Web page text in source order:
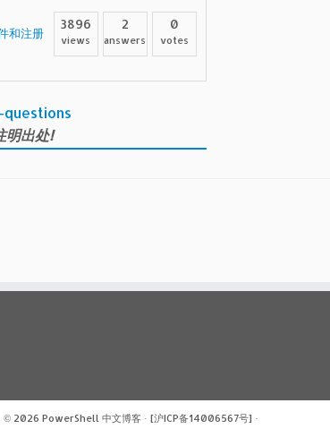
和注册
3896
views
2
answers
0
votes
明出处!
© 2026 PowerShell 中文博客 · [沪ICP备14006567号] ·